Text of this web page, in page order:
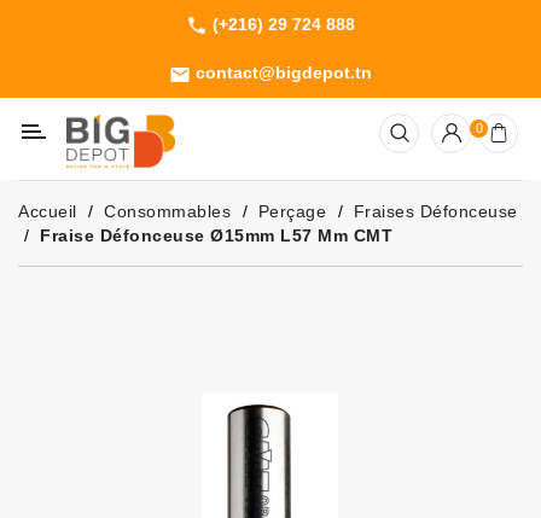
phone (+216) 29 724 888
email contact@bigdepot.tn
Machines
Outillage
Jardinage
Consommables
0
Accueil Consommables Perçage
Fraises Défonceuse
Fraise Défonceuse Ø15mm L57 Mm CMT